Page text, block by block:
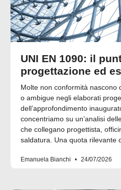
UNI EN 1090: il
progettazione ed
Molte non conformità nascono
o ambigue negli elaborati
dell’approfondimento
concentriamo su un’analisi
che collegano progettista,
saldatura. Una quota rilevante
Emanuela Bianchi 24/07/2026